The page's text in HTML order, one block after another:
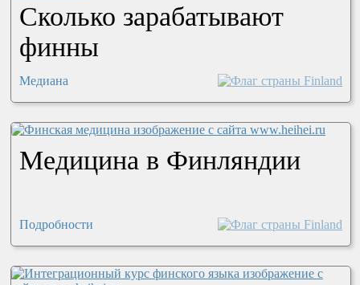
Сколько зарабатывают
финны
Медиана
Медицина в Финляндии
Подробности